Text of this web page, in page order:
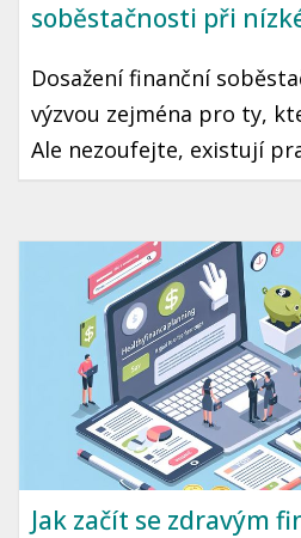
soběstačnosti při
Dosažení finanční
výzvou zejména pro ty,
Ale nezoufejte, existují
strategie, které vám
šetřit a investovat i s
Jak začít se zdravým